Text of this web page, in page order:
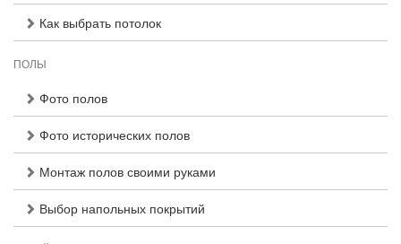
Как выбрать потолок
ПОЛЫ
Фото полов
Фото исторических полов
Монтаж полов своими руками
Выбор напольных покрытий